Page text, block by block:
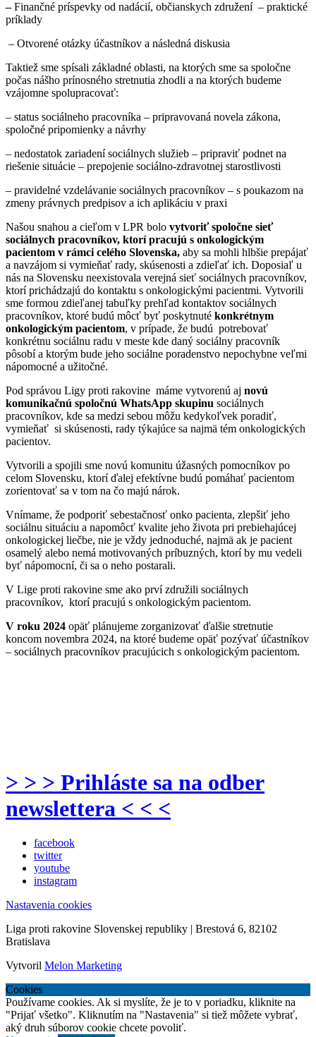
–Finančné príspevky od nadácií, občianskych združení – praktické
príklady
– Otvorené otázky účastníkov a následná diskusia
Taktiež sme spísali základné oblasti, na ktorých sme sa spoločne
počas nášho prínosného stretnutia zhodli a na ktorých budeme
vzájomne spolupracovať:
– status sociálneho pracovníka – pripravovaná novela zákona,
spoločné pripomienky a návrhy
– nedostatok zariadení sociálnych služieb – pripraviť podnet na
riešenie situácie – prepojenie sociálno-zdravotnej starostlivosti
– pravidelné vzdelávanie sociálnych pracovníkov – s poukazom na
zmeny právnych predpisov a ich aplikáciu v praxi
Našou snahou a cieľom v LPR bolo vytvoriť spoločne sieť
sociálnych pracovníkov, ktorí pracujú s onkologickým
pacientom v rámci celého Slovenska, aby sa mohli hlbšie prepájať
a navzájom si vymieňať rady, skúsenosti a zdieľať ich. Doposiaľ u
nás na Slovensku neexistovala verejná sieť sociálnych pracovníkov,
ktorí prichádzajú do kontaktu s onkologickými pacientmi. Vytvorili
sme formou zdieľanej tabuľky prehľad kontaktov sociálnych
pracovníkov, ktoré budú môcť byť poskytnuté konkrétnym
onkologickým pacientom, v prípade, že budú potrebovať
konkrétnu sociálnu radu v meste kde daný sociálny pracovník
pôsobí a ktorým bude jeho sociálne poradenstvo nepochybne veľmi
nápomocné a užitočné.
Pod správou Ligy proti rakovine máme vytvorenú aj novú
komunikačnú spoločnú WhatsApp skupinu sociálnych
pracovníkov, kde sa medzi sebou môžu kedykoľvek poradiť,
vymieňať si skúsenosti, rady týkajúce sa najmä tém onkologických
pacientov.
Vytvorili a spojili sme novú komunitu úžasných pomocníkov po
celom Slovensku, ktorí ďalej efektívne budú pomáhať pacientom
zorientovať sa v tom na čo majú nárok.
Vnímame, že podporiť sebestačnosť onko pacienta, zlepšiť jeho
sociálnu situáciu a napomôcť kvalite jeho života pri prebiehajúcej
onkologickej liečbe, nie je vždy jednoduché, najmä ak je pacient
osamelý alebo nemá motivovaných príbuzných, ktorí by mu vedeli
byť nápomocní, či sa o neho postarali.
V Lige proti rakovine sme ako prví združili sociálnych
pracovníkov, ktorí pracujú s onkologickým pacientom.
V roku 2024 opäť plánujeme zorganizovať ďalšie stretnutie
koncom novembra 2024, na ktoré budeme opäť pozývať účastníkov
– sociálnych pracovníkov pracujúcich s onkologickým pacientom.
> > > Prihláste sa na odber
newslettera < < <
facebook
twitter
youtube
instagram
Nastavenia cookies
Liga proti rakovine Slovenskej republiky | Brestová 6, 82102
Bratislava
Vytvoril Melon Marketing
Cookies
Používame cookies. Ak si myslíte, že je to v poriadku, kliknite na
"Prijať všetko". Kliknutím na "Nastavenia" si tiež môžete vybrať,
aký druh súborov cookie chcete povoliť.